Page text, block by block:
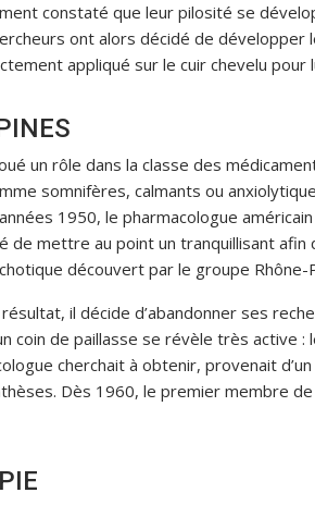
constaté que leur pilosité se
ont alors décidé de développer
appliqué sur le cuir chevelu pour
un rôle dans la classe des
somnifères, calmants ou
1950, le pharmacologue
de mettre au point un tranquillisant
découvert par le groupe Rhône-
il décide d’abandonner ses
coin de paillasse se révèle très active
cherchait à obtenir, provenait
Dès 1960, le premier membre